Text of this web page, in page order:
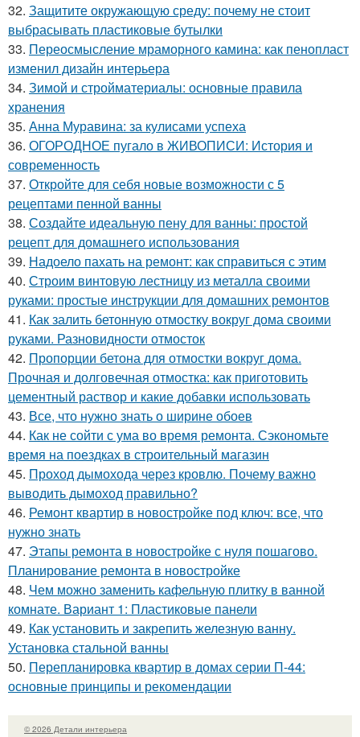
32. Защитите окружающую среду: почему не стоит
выбрасывать пластиковые бутылки
33. Переосмысление мраморного камина: как пенопласт
изменил дизайн интерьера
34. Зимой и стройматериалы: основные правила
хранения
35. Анна Муравина: за кулисами успеха
36. ОГОРОДНОЕ пугало в ЖИВОПИСИ: История и
современность
37. Откройте для себя новые возможности с 5
рецептами пенной ванны
38. Создайте идеальную пену для ванны: простой
рецепт для домашнего использования
39. Надоело пахать на ремонт: как справиться с этим
40. Строим винтовую лестницу из металла своими
руками: простые инструкции для домашних ремонтов
41. Как залить бетонную отмостку вокруг дома своими
руками. Разновидности отмосток
42. Пропорции бетона для отмостки вокруг дома.
Прочная и долговечная отмостка: как приготовить
цементный раствор и какие добавки использовать
43. Все, что нужно знать о ширине обоев
44. Как не сойти с ума во время ремонта. Сэкономьте
время на поездках в строительный магазин
45. Проход дымохода через кровлю. Почему важно
выводить дымоход правильно?
46. Ремонт квартир в новостройке под ключ: все, что
нужно знать
47. Этапы ремонта в новостройке с нуля пошагово.
Планирование ремонта в новостройке
48. Чем можно заменить кафельную плитку в ванной
комнате. Вариант 1: Пластиковые панели
49. Как установить и закрепить железную ванну.
Установка стальной ванны
50. Перепланировка квартир в домах серии П-44:
основные принципы и рекомендации
© 2026 Детали интерьера